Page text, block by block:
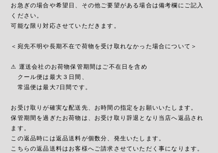
お急ぎの場合や希望日、その他ご要望がある場合は備考欄にご記入
ください。
可能な限り対応させていただきます。
＜宛先不明や長期不在で荷物を受け取れなかった場合について＞
⚠︎ 運送会社のお荷物保管期間はご不在日を含め
クール便は最大３日間、
常温便は最大7日間です。
お受け取りが確実な配送先、お時間の指定をお願いいたします。
保管期間を過ぎたお荷物は、お受け取り辞退となり当店へ返品され
ます。
この返品時には返品送料が個数分、発生いたします。
こちらの返品送料はお客様へご請求させていただく事になります。